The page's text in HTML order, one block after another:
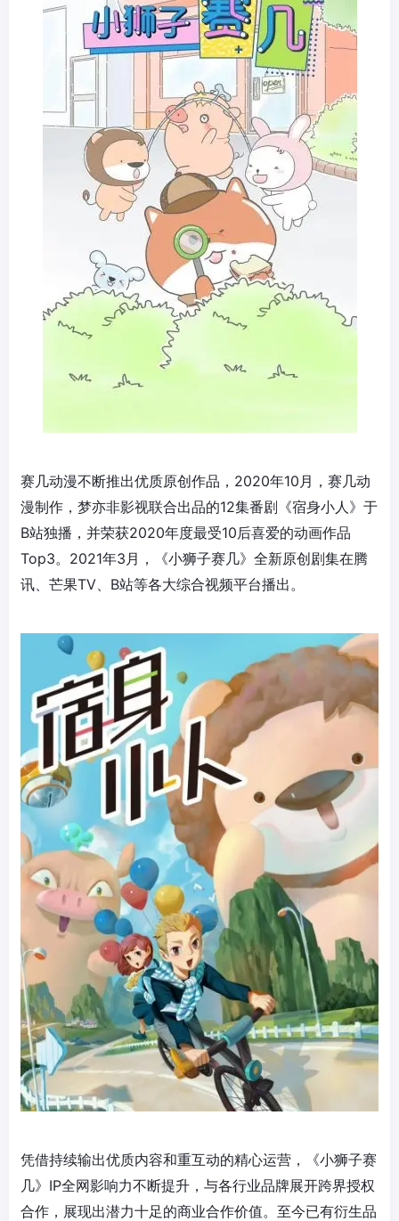
赛几动漫不断推出优质原创作品，2020年10月，赛几动
漫制作，梦亦非影视联合出品的12集番剧《宿身小人》于
B站独播，并荣获2020年度最受10后喜爱的动画作品
Top3。2021年3月，《小狮子赛几》全新原创剧集在腾
讯、芒果TV、B站等各大综合视频平台播出。
凭借持续输出优质内容和重互动的精心运营，《小狮子赛
几》IP全网影响力不断提升，与各行业品牌展开跨界授权
合作，展现出潜力十足的商业合作价值。至今已有衍生品